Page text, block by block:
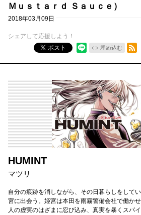
Ｍｕｓｔａｒｄ Ｓａｕｃｅ）
2018年03月09日
シェアして応援しよう！
ポスト
埋め込む
RSSフィード
HUMINT
マツリ
自分の痕跡を消しながら、その日暮らしをして
宮に出会う。姫宮は本田を雨霧警備会社で働か
人の虚実のはざまに忍び込み、真実を暴くスパ